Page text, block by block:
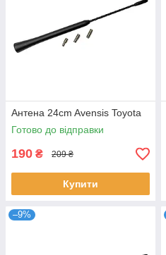
Антена 24cm Avensis Toyota
Готово до відправки
190 ₴ 209 ₴
Купити
–9%